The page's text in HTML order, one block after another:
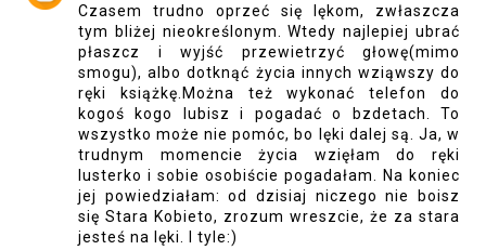
Czasem trudno oprzeć się lękom, zwłaszcza
tym bliżej nieokreślonym. Wtedy najlepiej ubrać
płaszcz i wyjść przewietrzyć głowę(mimo
smogu), albo dotknąć życia innych wziąwszy do
ręki książkę.Można też wykonać telefon do
kogoś kogo lubisz i pogadać o bzdetach. To
wszystko może nie pomóc, bo lęki dalej są. Ja, w
trudnym momencie życia wzięłam do ręki
lusterko i sobie osobiście pogadałam. Na koniec
jej powiedziałam: od dzisiaj niczego nie boisz
się Stara Kobieto, zrozum wreszcie, że za stara
jesteś na lęki. I tyle:)